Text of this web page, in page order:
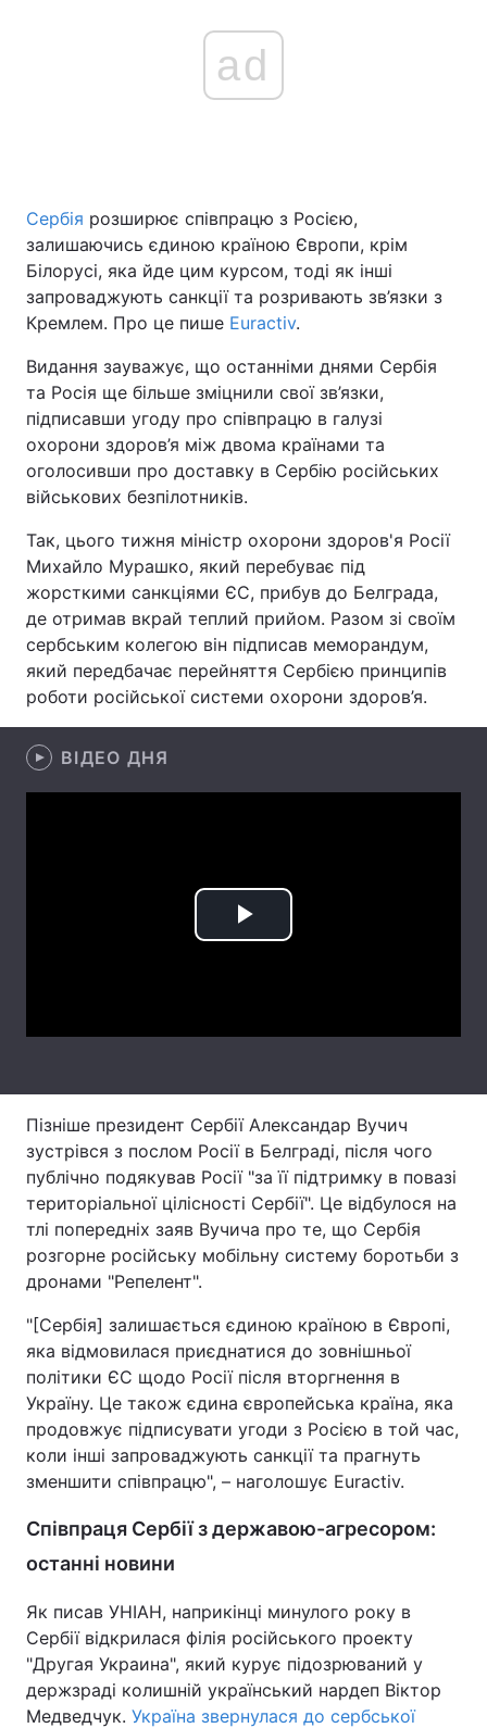
Головна Війна
Україна Політика
Економіка
Спорт Наука
Техно і зв'язок Лайт
Зброя Інциденти
Цікавинки Погода
Екологія Регіони
Лонгріди
Тема оформлення
ad
Сербія розширює співпрацю з Росією,
залишаючись єдиною країною Європи, крім
Білорусі, яка йде цим курсом, тоді як інші
запроваджують санкції та розривають зв’язки з
Кремлем. Про це пише Euractiv.
Видання зауважує, що останніми днями Сербія
та Росія ще більше зміцнили свої зв’язки,
підписавши угоду про співпрацю в галузі
охорони здоров’я між двома країнами та
оголосивши про доставку в Сербію російських
військових безпілотників.
Так, цього тижня міністр охорони здоров'я Росії
Михайло Мурашко, який перебуває під
жорсткими санкціями ЄС, прибув до Белграда,
де отримав вкрай теплий прийом. Разом зі своїм
сербським колегою він підписав меморандум,
який передбачає перейняття Сербією принципів
роботи російської системи охорони здоров’я.
ВІДЕО ДНЯ
Play
Пізніше президент Сербії Александар Вучич
зустрівся з послом Росії в Белграді, після чого
публічно подякував Росії "за її підтримку в повазі
територіальної цілісності Сербії". Це відбулося на
тлі попередніх заяв Вучича про те, що Сербія
розгорне російську мобільну систему боротьби з
дронами "Репелент".
"[Сербія] залишається єдиною країною в Європі,
яка відмовилася приєднатися до зовнішньої
політики ЄС щодо Росії після вторгнення в
Україну. Це також єдина європейська країна, яка
продовжує підписувати угоди з Росією в той час,
коли інші запроваджують санкції та прагнуть
зменшити співпрацю", – наголошує Euractiv.
Співпраця Сербії з державою-агресором:
останні новини
Як писав УНІАН, наприкінці минулого року в
Сербії відкрилася філія російського проекту
"Другая Украина", який курує підозрюваний у
держзраді колишній український нардеп Віктор
Медведчук. Україна звернулася до сербської